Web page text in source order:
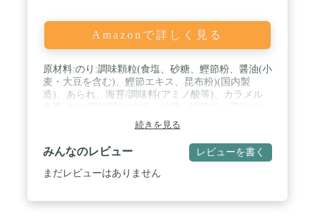
熱量12kcal、たんぱく質0.6g、脂質0.04g、炭水化物
2.4g、食塩相当量2.1g、たらこ茶づけ6食入 1袋
(6.5g)当たり(推定値):熱量16kcal、たんぱく質1.4g、
ズ(高さx奥行x幅):24cm×13cm×8cm
Amazonで詳しく見る
原材料:のり:調味顆粒(食塩、砂糖、鰹節粉、醤油(小
麦・大豆を含む)、鰹節エキス、昆布粉)(国内製
造)、あられ、海苔/調味料(アミノ酸等)、カラメル
麦・大豆を含む)、鰹節エキス、昆布粉)(国内製
造)、あられ、鮭フレーク、海苔/調味料(アミノ酸
等)、カラメル色素、紅麹色素、酸化防止剤(ビタミ
ンE)、クエン酸 うめ:調味顆粒(食塩、砂糖、鰹節
粉、醤油(小麦・大豆を含む)、鰹節エキス、昆布粉)
続きを見る
みんなのレビュー レビューを書く
まだレビューはありません